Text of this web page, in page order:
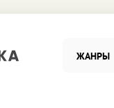
ЖАНРЫ